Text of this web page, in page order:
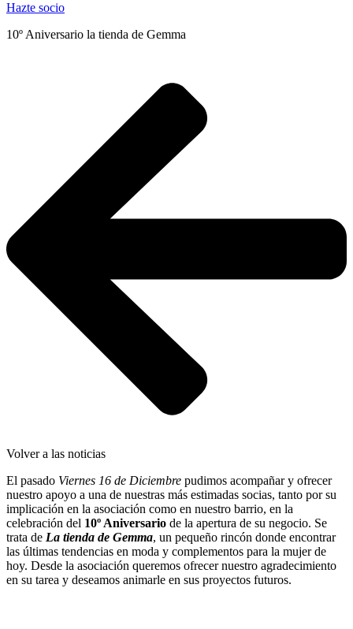
Hazte socio
10º Aniversario la tienda de Gemma
Volver a las noticias
El pasado Viernes 16 de Diciembre pudimos acompañar y ofrecer
nuestro apoyo a una de nuestras más estimadas socias, tanto por su
implicación en la asociación como en nuestro barrio, en la
celebración del 10º Aniversario de la apertura de su negocio. Se
trata de La tienda de Gemma, un pequeño rincón donde encontrar
las últimas tendencias en moda y complementos para la mujer de
hoy. Desde la asociación queremos ofrecer nuestro agradecimiento
en su tarea y deseamos animarle en sus proyectos futuros.